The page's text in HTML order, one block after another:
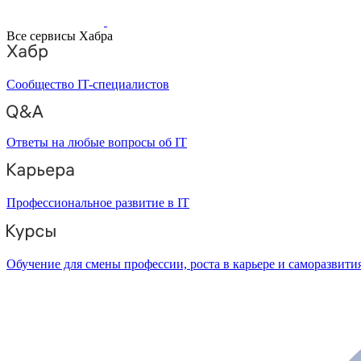
Все сервисы Хабра
Сообщество IT-специалистов
Ответы на любые вопросы об IT
Профессиональное развитие в IT
Обучение для смены профессии, роста в карьере и